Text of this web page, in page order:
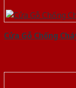
Cửa Gỗ Chống